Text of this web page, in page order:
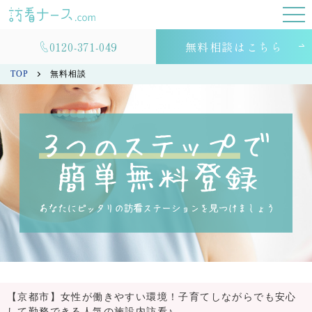
0120-371-049 無料相談はこちら
TOP 無料相談
【京都市】女性が働きやすい環境！子育てしながらでも安心